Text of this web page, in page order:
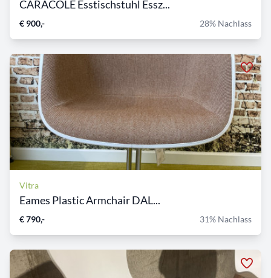
CARACOLE Esstischstuhl Essz...
€ 900,- 28% Nachlass
Vitra
Eames Plastic Armchair DAL...
€ 790,- 31% Nachlass